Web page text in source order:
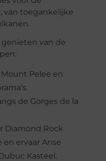
van toegankelijke
genieten van de
Pelee en
de Gorges de la
Diamond Rock
en ervaar Anse
Kasteel.